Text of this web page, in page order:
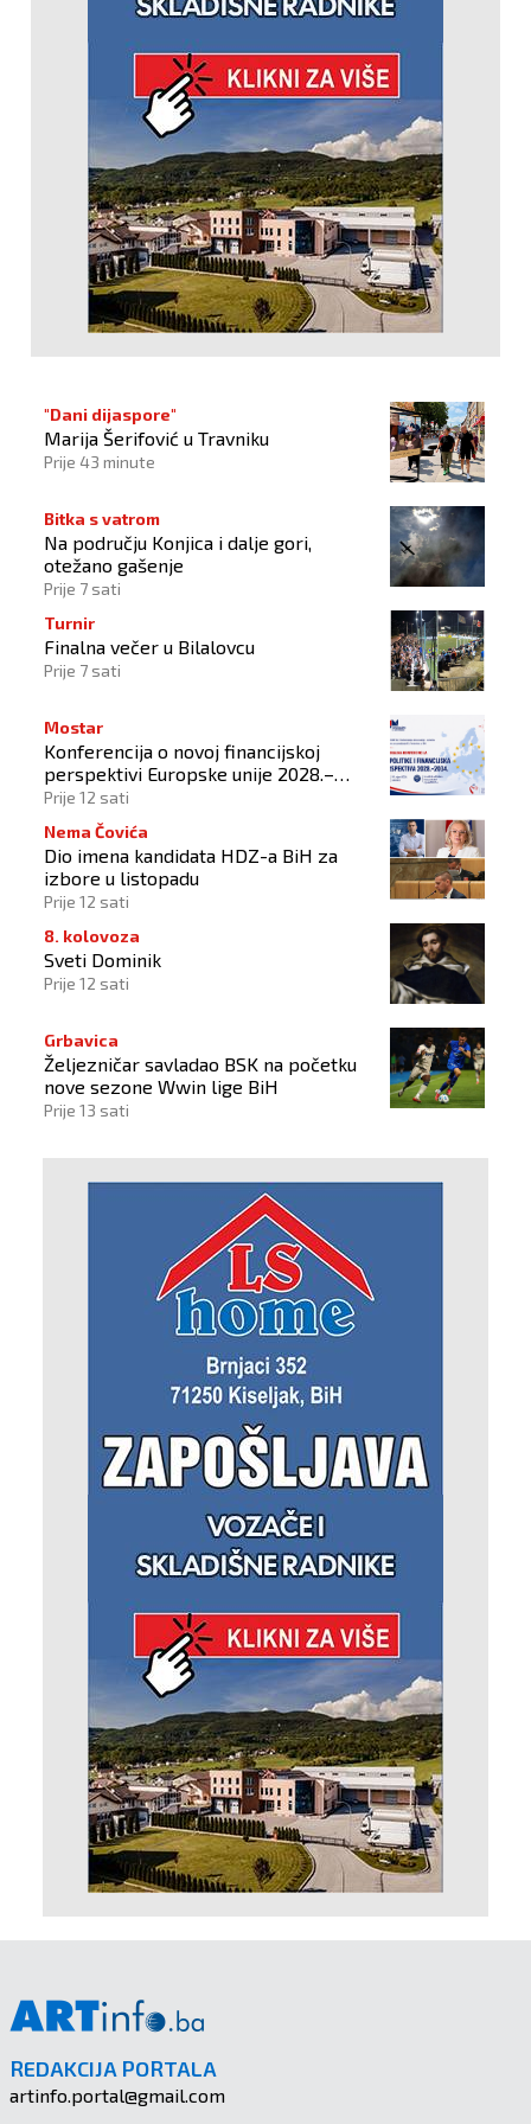
"Dani dijaspore"
Marija Šerifović u Travniku
Prije 43 minute
Bitka s vatrom
Na području Konjica i dalje gori,
otežano gašenje
Prije 7 sati
Turnir
Finalna večer u Bilalovcu
Prije 7 sati
Mostar
Konferencija o novoj financijskoj
perspektivi Europske unije 2028.–
2034.
Prije 12 sati
Nema Čovića
Dio imena kandidata HDZ-a BiH za
izbore u listopadu
Prije 12 sati
8. kolovoza
Sveti Dominik
Prije 12 sati
Grbavica
Željezničar savladao BSK na početku
nove sezone Wwin lige BiH
Prije 13 sati
REDAKCIJA PORTALA
artinfo.portal@gmail.com